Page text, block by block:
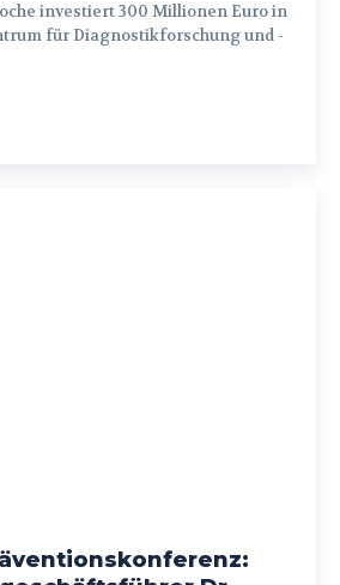
für Diagnostikforschung und -